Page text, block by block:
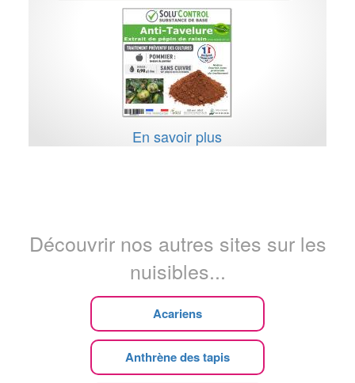
En savoir plus
Découvrir nos autres sites sur les
nuisibles...
Acariens
Anthrène des tapis